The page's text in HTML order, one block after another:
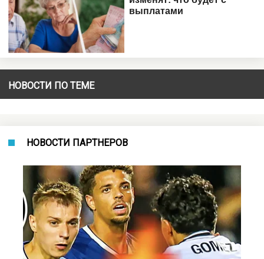
НОВОСТИ ПО ТЕМЕ
НОВОСТИ ПАРТНЕРОВ